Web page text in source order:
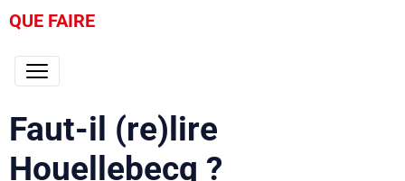
QUE FAIRE
Faut-il (re)lire
Houellebecq ?